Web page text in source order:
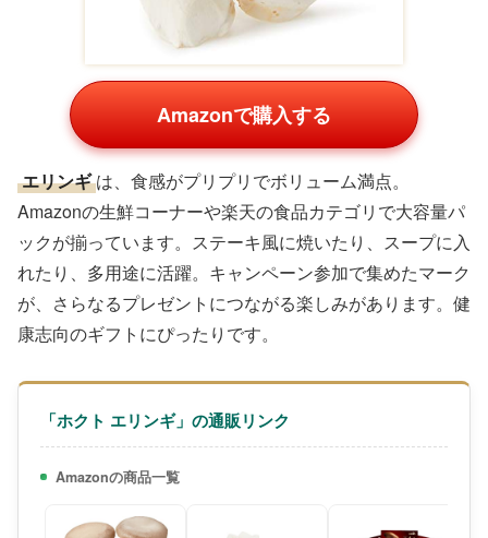
Amazonで購入する
エリンギ は、食感がプリプリでボリューム満点。
Amazonの生鮮コーナーや楽天の食品カテゴリで大容量パ
ックが揃っています。ステーキ風に焼いたり、スープに入
れたり、多用途に活躍。キャンペーン参加で集めたマーク
が、さらなるプレゼントにつながる楽しみがあります。健
康志向のギフトにぴったりです。
「ホクト エリンギ」の通販リンク
Amazonの商品一覧